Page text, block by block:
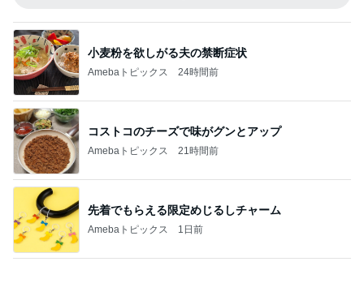
小麦粉を欲しがる夫の禁断症状
Amebaトピックス 24時間前
コストコのチーズで味がグンとアップ
Amebaトピックス 21時間前
先着でもらえる限定めじるしチャーム
Amebaトピックス 1日前